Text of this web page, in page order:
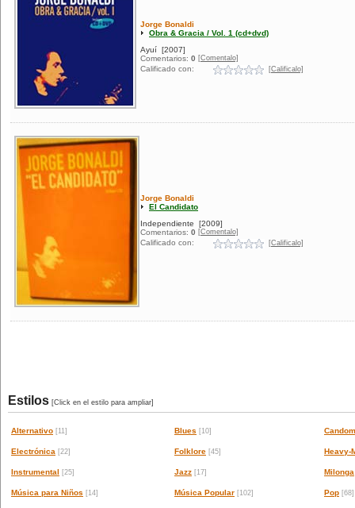
Jorge Bonaldi
Obra & Gracia / Vol. 1 (cd+dvd)
Ayuí [2007]
Comentarios: 0 [Comentalo]
Calificado con: [Calificalo]
Jorge Bonaldi
El Candidato
Independiente
[2009]
Comentarios: 0 [Comentalo]
Calificado con: [Calificalo]
Estilos [Click en el estilo para ampliar]
Alternativo [11] Blues [10]
Electrónica [22] Folklore [45] Heavy-
Instrumental [25] Jazz [17] Milonga
Música para Niños [14] Música Popular [102] Pop [68]